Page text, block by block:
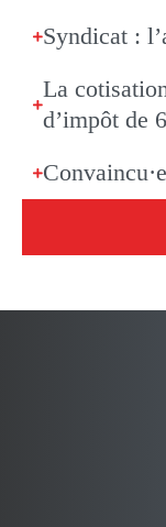
Syndicat :
La
d’impôt de